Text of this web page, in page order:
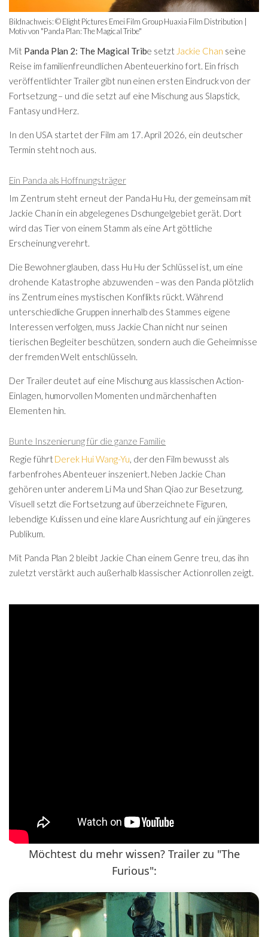
Bildnachweis: © Elight Pictures Emei Film Group Huaxia Film Distribution |
Motiv von "Panda Plan: The Magical Tribe"
Mit Panda Plan 2: The Magical Tribe setzt Jackie Chan seine
Reise im familienfreundlichen Abenteuerkino fort. Ein frisch
veröffentlichter Trailer gibt nun einen ersten Eindruck von der
Fortsetzung – und die setzt auf eine Mischung aus Slapstick,
Fantasy und Herz.
In den USA startet der Film am 17. April 2026, ein deutscher
Termin steht noch aus.
Ein Panda als Hoffnungsträger
Im Zentrum steht erneut der Panda Hu Hu, der gemeinsam mit
Jackie Chan in ein abgelegenes Dschungelgebiet gerät. Dort
wird das Tier von einem Stamm als eine Art göttliche
Erscheinung verehrt.
Die Bewohner glauben, dass Hu Hu der Schlüssel ist, um eine
drohende Katastrophe abzuwenden – was den Panda plötzlich
ins Zentrum eines mystischen Konflikts rückt. Während
unterschiedliche Gruppen innerhalb des Stammes eigene
Interessen verfolgen, muss Jackie Chan nicht nur seinen
tierischen Begleiter beschützen, sondern auch die Geheimnisse
der fremden Welt entschlüsseln.
Der Trailer deutet auf eine Mischung aus klassischen Action-
Einlagen, humorvollen Momenten und märchenhaften
Elementen hin.
Bunte Inszenierung für die ganze Familie
Regie führt Derek Hui Wang-Yu, der den Film bewusst als
farbenfrohes Abenteuer inszeniert. Neben Jackie Chan
gehören unter anderem Li Ma und Shan Qiao zur Besetzung.
Visuell setzt die Fortsetzung auf überzeichnete Figuren,
lebendige Kulissen und eine klare Ausrichtung auf ein jüngeres
Publikum.
Mit Panda Plan 2 bleibt Jackie Chan einem Genre treu, das ihn
zuletzt verstärkt auch außerhalb klassischer Actionrollen zeigt.
Möchtest du mehr wissen? Trailer zu "The
Furious":